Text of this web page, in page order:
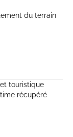
du terrain
touristique
récupéré